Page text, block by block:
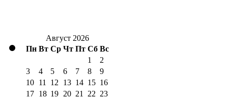
Август 2026
Пн Вт Ср Чт Пт Сб Вс
1
2
3
4 5 6 7 8
9
10 11 12 13 14 15 16
17 18 19 20 21 22 23